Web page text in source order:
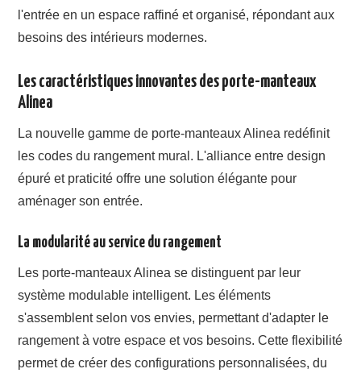
l'entrée en un espace raffiné et organisé, répondant aux
besoins des intérieurs modernes.
Les caractéristiques innovantes des porte-manteaux
Alinea
La nouvelle gamme de porte-manteaux Alinea redéfinit
les codes du rangement mural. L'alliance entre design
épuré et praticité offre une solution élégante pour
aménager son entrée.
La modularité au service du rangement
Les porte-manteaux Alinea se distinguent par leur
système modulable intelligent. Les éléments
s'assemblent selon vos envies, permettant d'adapter le
rangement à votre espace et vos besoins. Cette flexibilité
permet de créer des configurations personnalisées, du